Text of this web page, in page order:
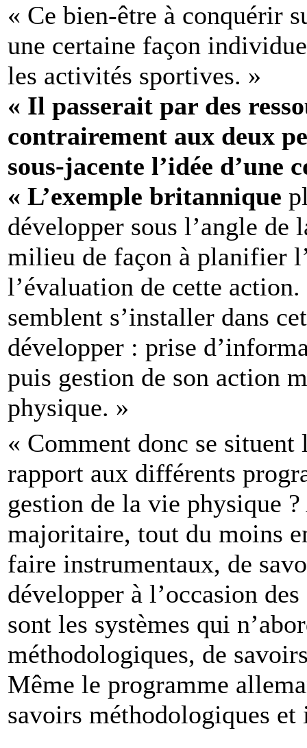
« Ce bien-être à conquérir
une certaine façon
les activités sportives. »
« Il passerait par des
contrairement aux deux
sous-jacente l’idée d’une
« L’exemple britannique
développer sous l’angle
milieu de façon à planifier
l’évaluation de cette action.
semblent s’installer dans
développer : prise
puis gestion de son action
physique. »
« Comment donc se
rapport aux différents
gestion de la vie physique
majoritaire, tout du moins
faire instrumentaux, de
développer à l’occasion
sont les systèmes qui
méthodologiques, de
Même le programme
savoirs méthodologiques